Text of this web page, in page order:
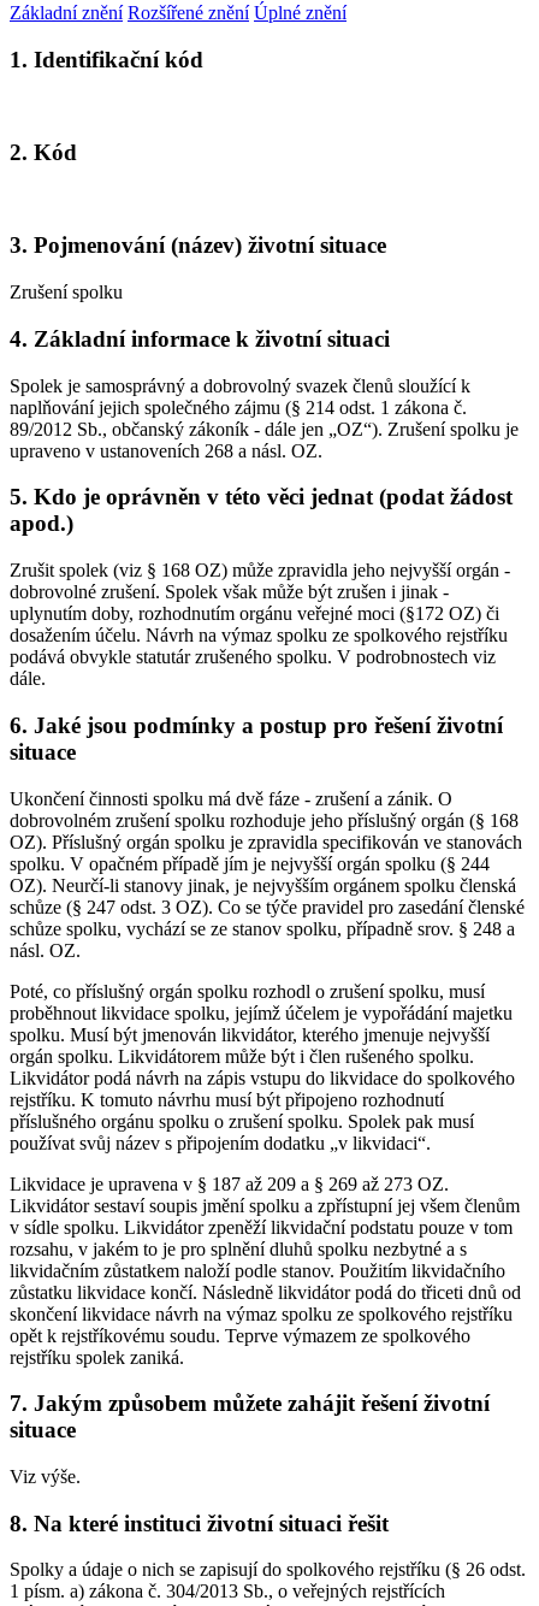
Základní znění Rozšířené znění Úplné znění
1. Identifikační kód
2. Kód
3. Pojmenování (název) životní situace
Zrušení spolku
4. Základní informace k životní situaci
Spolek je samosprávný a dobrovolný svazek členů sloužící k
naplňování jejich společného zájmu (§ 214 odst. 1 zákona č.
89/2012 Sb., občanský zákoník - dále jen „OZ“). Zrušení spolku je
upraveno v ustanoveních 268 a násl. OZ.
5. Kdo je oprávněn v této věci jednat (podat žádost
apod.)
Zrušit spolek (viz § 168 OZ) může zpravidla jeho nejvyšší orgán -
dobrovolné zrušení. Spolek však může být zrušen i jinak -
uplynutím doby, rozhodnutím orgánu veřejné moci (§172 OZ) či
dosažením účelu. Návrh na výmaz spolku ze spolkového rejstříku
podává obvykle statutár zrušeného spolku. V podrobnostech viz
dále.
6. Jaké jsou podmínky a postup pro řešení životní
situace
Ukončení činnosti spolku má dvě fáze - zrušení a zánik. O
dobrovolném zrušení spolku rozhoduje jeho příslušný orgán (§ 168
OZ). Příslušný orgán spolku je zpravidla specifikován ve stanovách
spolku. V opačném případě jím je nejvyšší orgán spolku (§ 244
OZ). Neurčí-li stanovy jinak, je nejvyšším orgánem spolku členská
schůze (§ 247 odst. 3 OZ). Co se týče pravidel pro zasedání členské
schůze spolku, vychází se ze stanov spolku, případně srov. § 248 a
násl. OZ.
Poté, co příslušný orgán spolku rozhodl o zrušení spolku, musí
proběhnout likvidace spolku, jejímž účelem je vypořádání majetku
spolku. Musí být jmenován likvidátor, kterého jmenuje nejvyšší
orgán spolku. Likvidátorem může být i člen rušeného spolku.
Likvidátor podá návrh na zápis vstupu do likvidace do spolkového
rejstříku. K tomuto návrhu musí být připojeno rozhodnutí
příslušného orgánu spolku o zrušení spolku. Spolek pak musí
používat svůj název s připojením dodatku „v likvidaci“.
Likvidace je upravena v § 187 až 209 a § 269 až 273 OZ.
Likvidátor sestaví soupis jmění spolku a zpřístupní jej všem členům
v sídle spolku. Likvidátor zpeněží likvidační podstatu pouze v tom
rozsahu, v jakém to je pro splnění dluhů spolku nezbytné a s
likvidačním zůstatkem naloží podle stanov. Použitím likvidačního
zůstatku likvidace končí. Následně likvidátor podá do třiceti dnů od
skončení likvidace návrh na výmaz spolku ze spolkového rejstříku
opět k rejstříkovému soudu. Teprve výmazem ze spolkového
rejstříku spolek zaniká.
7. Jakým způsobem můžete zahájit řešení životní
situace
Viz výše.
8. Na které instituci životní situaci řešit
Spolky a údaje o nich se zapisují do spolkového rejstříku (§ 26 odst.
1 písm. a) zákona č. 304/2013 Sb., o veřejných rejstřících